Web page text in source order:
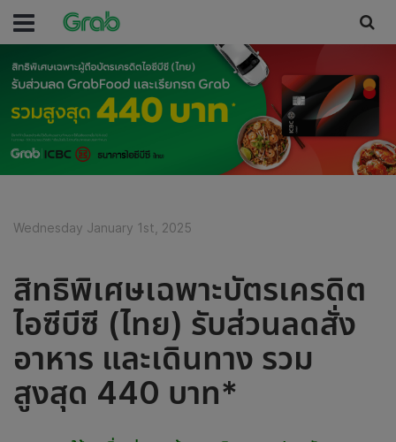
Wednesday January 1st, 2025
สิทธิพิเศษเฉพาะบัตรเครดิต
ไอซีบีซี (ไทย) รับส่วนลดสั่ง
อาหาร และเดินทาง รวม
สูงสุด 440 บาท*